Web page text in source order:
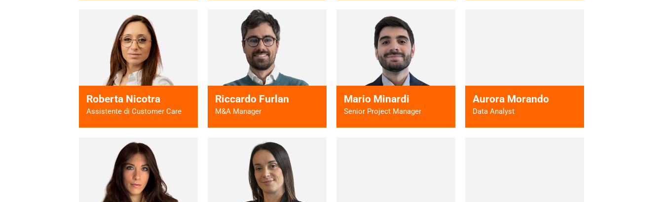
Vai al profilo > Vai al profilo > Vai al profilo >
Roberta Nicotra
Assistente di Customer Care
Vai al profilo >
Riccardo Furlan
M&A Manager
Vai al profilo >
Mario Minardi
Senior Project Manager
Aurora Morando
Data Analyst